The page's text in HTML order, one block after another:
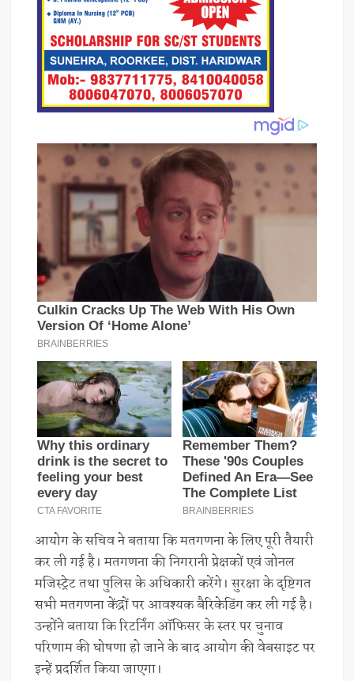
आयोग के सचिव ने बताया कि मतगणना के लिए पूरी तैयारी
कर ली गई है। मतगणना की निगरानी प्रेक्षकों एवं जोनल
मजिस्ट्रेट तथा पुलिस के अधिकारी करेंगे। सुरक्षा के दृष्टिगत
सभी मतगणना केंद्रों पर आवश्यक बैरिकेडिंग कर ली गई है।
उन्होंने बताया कि रिटर्निंग ऑफिसर के स्तर पर चुनाव
परिणाम की घोषणा हो जाने के बाद आयोग की वेबसाइट पर
इन्हें प्रदर्शित किया जाएगा।